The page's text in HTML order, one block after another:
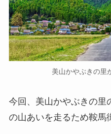
美山かやぶきの里
今回、美山かやぶきの里
の山あいを走るため鞍馬